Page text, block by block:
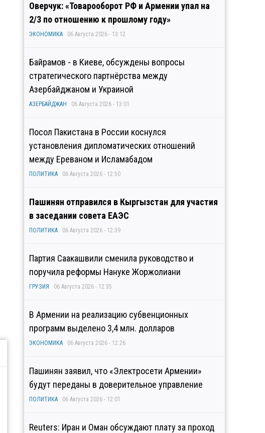
Оверчук: «Товарооборот РФ и Армении упал на
2/3 по отношению к прошлому году»
ЭКОНОМИКА 06 Августа 2026 - 13:12
Байрамов - в Киеве, обсуждены вопросы
стратегического партнёрства между
Азербайджаном и Украиной
АЗЕРБАЙДЖАН 06 Августа 2026 - 13:01
Посол Пакистана в России коснулся
установления дипломатических отношений
между Ереваном и Исламабадом
ПОЛИТИКА 06 Августа 2026 - 12:50
Пашинян отправился в Кыргызстан для участия
в заседании совета ЕАЭС
ПОЛИТИКА 06 Августа 2026 - 12:39
Партия Саакашвили сменила руководство и
поручила реформы Нануке Жоржолиани
ГРУЗИЯ 06 Августа 2026 - 12:35
В Армении на реализацию субвенционных
программ выделено 3,4 млн. долларов
ЭКОНОМИКА 06 Августа 2026 - 12:26
Пашинян заявил, что «Электросети Армении»
будут переданы в доверительное управление
ПОЛИТИКА 06 Августа 2026 - 12:01
Reuters: Иран и Оман обсуждают плату за проход